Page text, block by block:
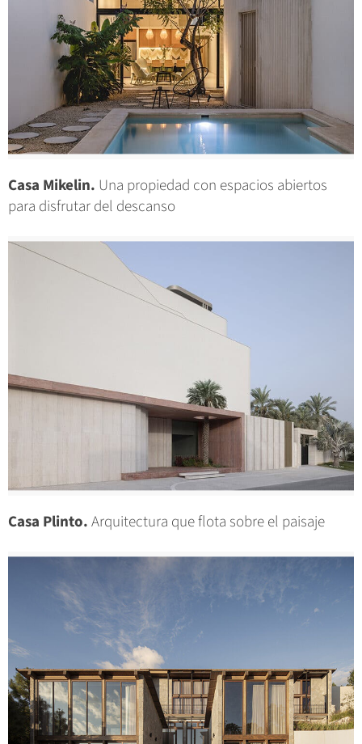
Casa Mikelin. Una propiedad con espacios abiertos
para disfrutar del descanso
Casa Plinto.Arquitectura que flota sobre el paisaje